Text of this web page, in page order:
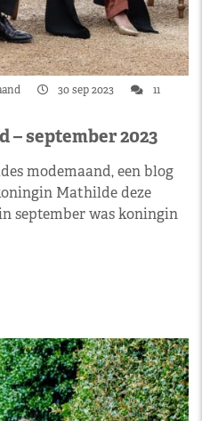
30 sep 2023
11
– september 2023
modemaand, een blog
Mathilde deze
september was koningin